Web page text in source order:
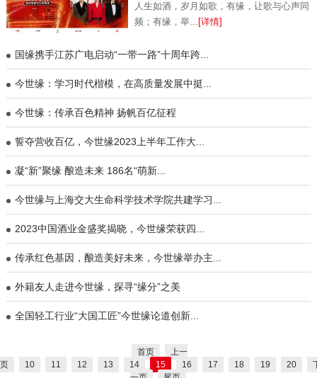
人生如酒，岁月如歌，有缘，让歌与心声同
频；有缘，举... [详情]
国缘携手江苏广电启动“一带一路”十周年跨...
​今世缘：学习时代楷模，在高质量发展中挺...
今世缘：传承百色精神 扬帆百亿征程
誓夺营收百亿，今世缘2023上半年工作大...
​凝“新”聚缘 酿造未来 186名“萌新...
今世缘与上海交大生命科学技术学院共建学习...
2023中国酒业金盛奖揭晓，今世缘荣获四...
传承红色基因，酿造美好未来，今世缘举办主...
​外籍友人走进今世缘，探寻“缘分”之美
​全国轻工行业“大国工匠”今世缘论道创新...
首页
上一
页
10 11 12 13 14 15 16 17 18 19 20